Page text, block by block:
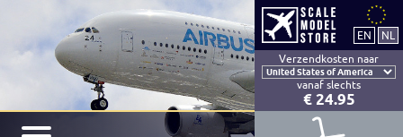
Verzendkosten naar
vanaf slechts
€ 24.95